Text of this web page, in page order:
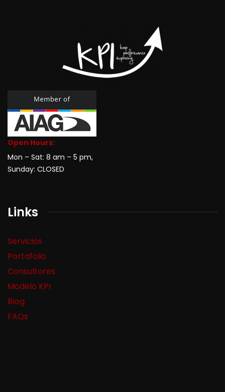
Open Hours:
Mon – Sat: 8 am – 5 pm,
Sunday: CLOSED
Links
Servicios
Portafolio
Consultores
Modelo KPI
Blog
FAQs